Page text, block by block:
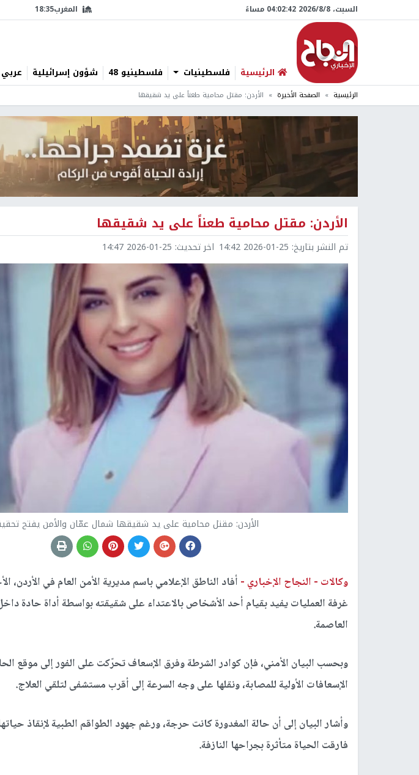
السبت، 8/‏8/‏2026 04:02:43 مساءً المغرب18:35
الرئيسية فلسطينيات فلسطينيو 48 شؤون إسرائيلية
الرئيسية الصفحة الأخيرة الأردن: مقتل محامية طعناً على يد شقيقها
الأردن: مقتل محامية طعناً على يد شقيقها
تم النشر بتاريخ: 2026-01-25 14:42 اخر تحديث: 2026-01-25 14:47
الأردن: مقتل محامية على يد شقيقها شمال عمّان والأمن يفتح
وكالات - النجاح الإخباري -أفاد الناطق الإعلامي باسم مديرية الأمن العام في الأردن،
غرفة العمليات يفيد بقيام أحد الأشخاص بالاعتداء على شقيقته بواسطة أداة حادة
العاصمة.
وبحسب البيان الأمني، فإن كوادر الشرطة وفرق الإسعاف تحرّكت على الفور إلى موقع
الإسعافات الأولية للمصابة، ونقلها على وجه السرعة إلى أقرب مستشفى لتلقي العلاج.
وأشار البيان إلى أن حالة المغدورة كانت حرجة، ورغم جهود الطواقم الطبية لإنقاذ
فارقت الحياة متأثرة بجراحها النازفة.